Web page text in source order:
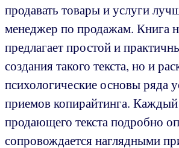
продавать товары и услуги
менеджер по продажам. Книга
предлагает простой и
создания такого текста, но и
психологические основы ряда
приемов копирайтинга. Каждый
продающего текста подробно
сопровождается наглядными